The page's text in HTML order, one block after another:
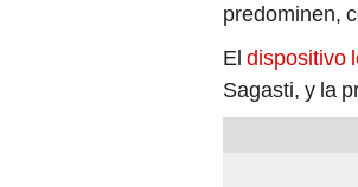
predominen,
El dispositivo
Sagasti, y la